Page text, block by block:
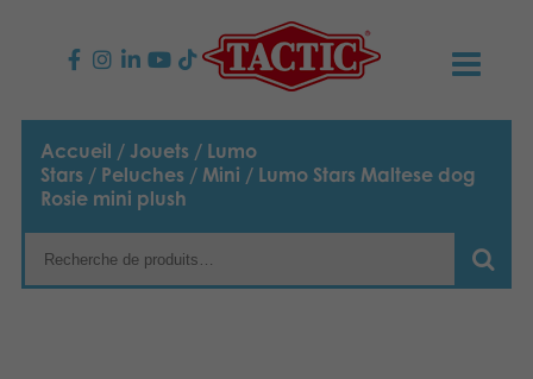
PRODUITS
Jeux enfants
Jeux famille
NOUVEAUTÉS
TACTIC
Accueil / Jouets / Lumo
Stars / Peluches / Mini / Lumo Stars Maltese dog
Rosie mini plush